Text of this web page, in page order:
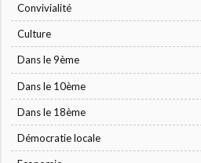
Convivialité
Culture
Dans le 9ème
Dans le 10ème
Dans le 18ème
Démocratie locale